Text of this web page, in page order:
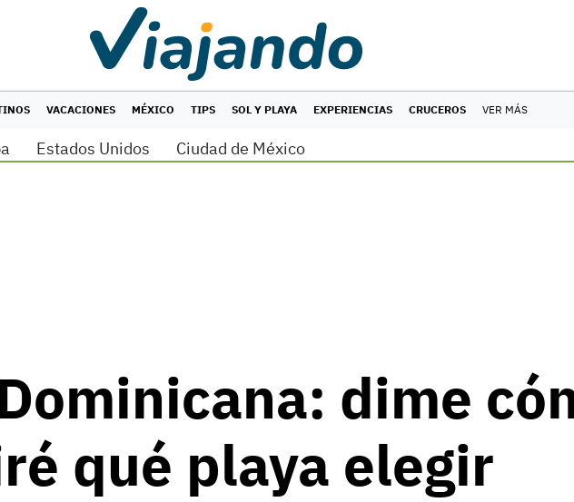
VACACIONES MÉXICO TIPS SOL Y PLAYA EXPERIENCIAS CRUCEROS VER MÁS
Estados Unidos Ciudad de México
dime
qué playa elegir